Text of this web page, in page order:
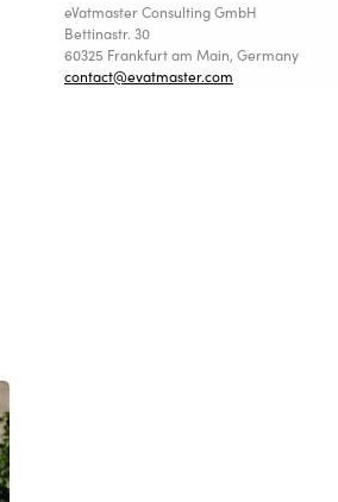
eVatmaster Consulting GmbH
Bettinastr. 30
60325 Frankfurt am Main, Germany
contact@evatmaster.com